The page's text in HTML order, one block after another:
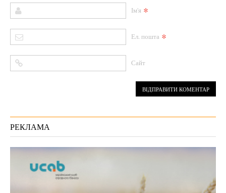
Ім'я *
Ел. пошта *
Сайт
РЕКЛАМА